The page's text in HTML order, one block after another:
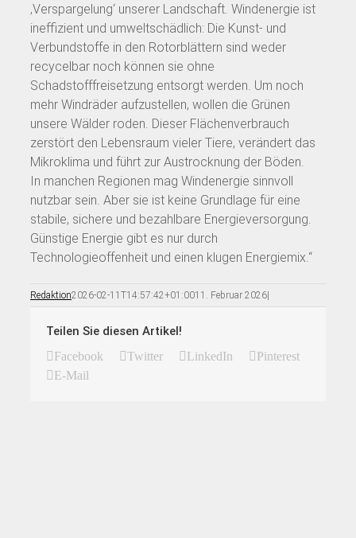
‚Verspargelung‘ unserer Landschaft. Windenergie ist
ineffizient und umweltschädlich: Die Kunst- und
Verbundstoffe in den Rotorblättern sind weder
recycelbar noch können sie ohne
Schadstofffreisetzung entsorgt werden. Um noch
mehr Windräder aufzustellen, wollen die Grünen
unsere Wälder roden. Dieser Flächenverbrauch
zerstört den Lebensraum vieler Tiere, verändert das
Mikroklima und führt zur Austrocknung der Böden.
In manchen Regionen mag Windenergie sinnvoll
nutzbar sein. Aber sie ist keine Grundlage für eine
stabile, sichere und bezahlbare Energieversorgung.
Günstige Energie gibt es nur durch
Technologieoffenheit und einen klugen Energiemix.“
Redaktion2026-02-11T14:57:42+01:0011. Februar 2026|
Teilen Sie diesen Artikel!
Facebook Twitter LinkedIn
Pinterest
E-Mail